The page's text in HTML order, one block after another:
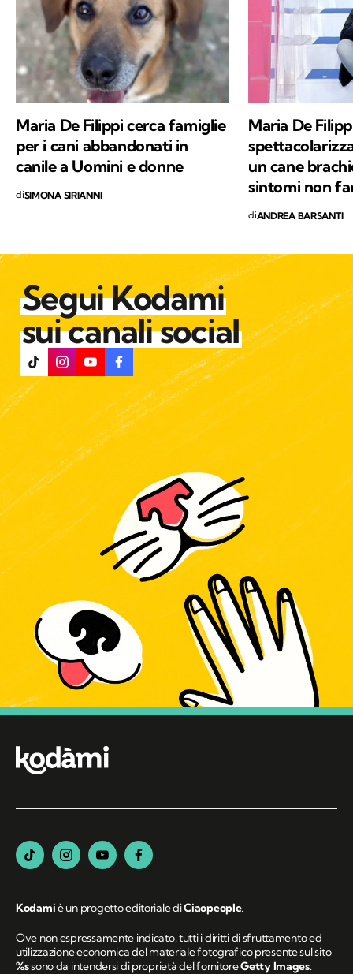
continua scoperta di ciò che mi circonda.
Maria De Filippi cerca famiglie
per i cani abbandonati in
canile a Uomini e donne
diSIMONA SIRIANNI
Maria De
un cane
sintomi non
diANDREA BARSANTI
Segui Kodami
sui canali social
Kodamiè un progetto editoriale diCiaopeople.
Ove non espressamente indicato, tutti i diritti di sfruttamento ed
utilizzazione economica del materiale fotografico presente sul sito
%ssono da intendersi di proprietà del fornitoreGetty Images.